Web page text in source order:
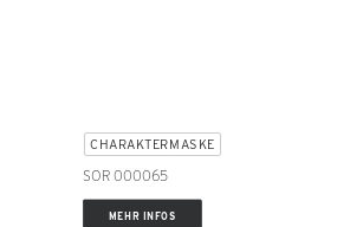
CHARAKTERMASKE
SOR 000065
MEHR INFOS